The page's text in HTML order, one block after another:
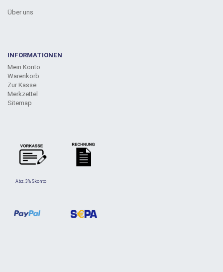
Über uns
INFORMATIONEN
Mein Konto
Warenkorb
Zur Kasse
Merkzettel
Sitemap
Abz. 3% Skonto